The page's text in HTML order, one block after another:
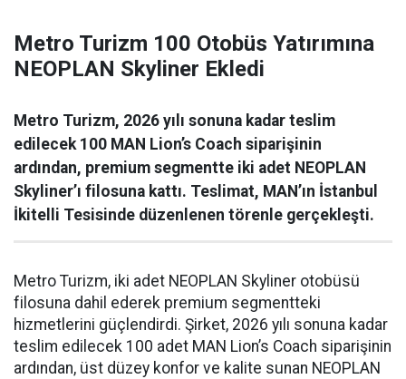
Metro Turizm 100 Otobüs Yatırımına
NEOPLAN Skyliner Ekledi
Metro Turizm, 2026 yılı sonuna kadar teslim
edilecek 100 MAN Lion’s Coach siparişinin
ardından, premium segmentte iki adet NEOPLAN
Skyliner’ı filosuna kattı. Teslimat, MAN’ın İstanbul
İkitelli Tesisinde düzenlenen törenle gerçekleşti.
Metro Turizm, iki adet NEOPLAN Skyliner otobüsü
filosuna dahil ederek premium segmentteki
hizmetlerini güçlendirdi. Şirket, 2026 yılı sonuna kadar
teslim edilecek 100 adet MAN Lion’s Coach siparişinin
ardından, üst düzey konfor ve kalite sunan NEOPLAN